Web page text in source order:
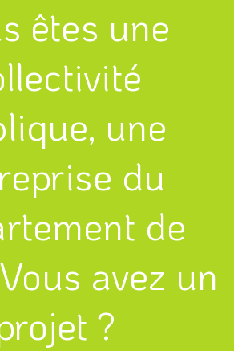
êtes une
une
du
de
avez un
?